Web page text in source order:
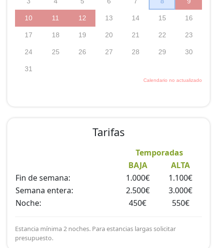
Tarifas
Temporadas
BAJA
ALTA
Fin de semana:
1.000€
1.100€
Semana entera:
2.500€
3.000€
Noche:
450€ 550€
Estancia mínima 2 noches. Para estancias largas solicitar
presupuesto.